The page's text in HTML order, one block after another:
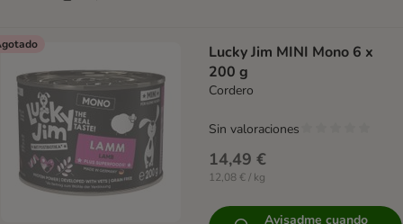
Lucky Jim MINI Mono 6 x
200 g
Cordero
14,49 €
12,08 € / kg
Sin valoraciones
Avisadme cuando